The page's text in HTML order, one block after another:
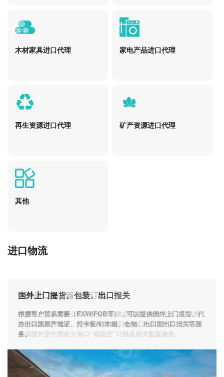
木材家具进口代理 家电产品进口代理
再生资源进口代理 矿产资源进口代理
其他
进口物流
国内仓储派送
为了更好地完善进口物流供应链环节，做好到门服务，我们在货
物进口清关完成后，提供各类国内派送服务。比如短途的集装箱
派送服务、跨省的国内物流零担/专车派送、远途的内贸船运服务
全球进口门到门双清
中寰覆盖全球各地180多家海外代理为您提供进口门到门服务。主
要操作国家/地区有：美国、意大利、法国、德国、西班牙、捷
克、荷兰、丹麦、澳大利亚、日本、韩国、台湾、新加坡、越
全球进口海、路、空订舱
中寰与全球多家船公司及航空公司建立良好的合作关系，可以根
据货物及时效需求，选择安排最佳运输方式及进口方案，为客户
提供国外至中国各大港口“海路空”订舱及相关配套服务。
国外上门提货、包装、出口报关
根据客户贸易需要（EXW/FOB等），可以提供国外上门提货、代
办出口国原产地证、打卡板/钉木箱、仓储、出口国出口报关等服
务。